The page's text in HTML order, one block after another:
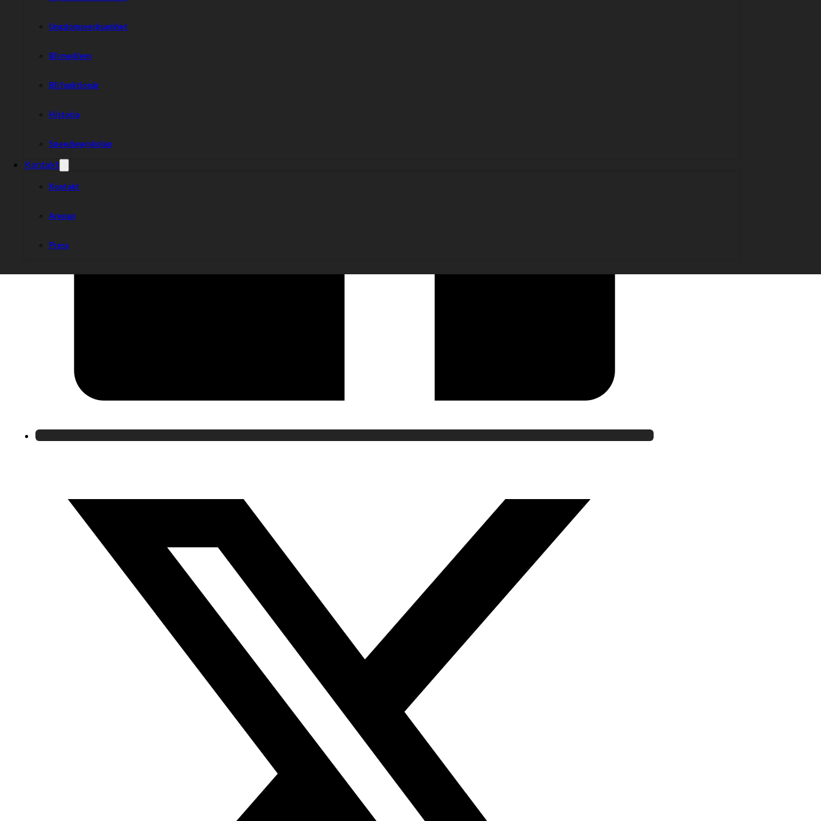
Ungdomsverksamhet
Bli medlem
Bli funktionär
Historia
Speedwayskolan
Kontakt
Kontakt
Arenan
Press